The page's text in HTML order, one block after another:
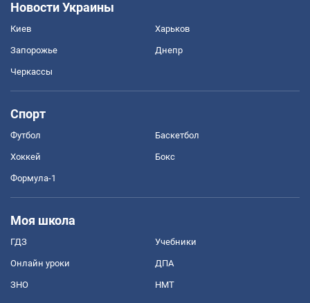
OBOZ.UA
Политика
Мир
Общество
Все новости
Новости Украины
Запорожье
Черкассы
Спорт